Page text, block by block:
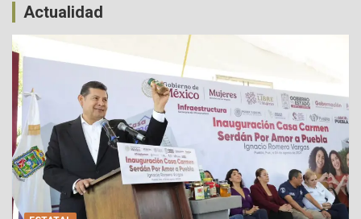
Actualidad